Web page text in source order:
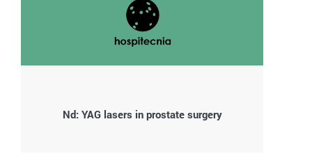
Nd: YAG lasers in prostate surgery